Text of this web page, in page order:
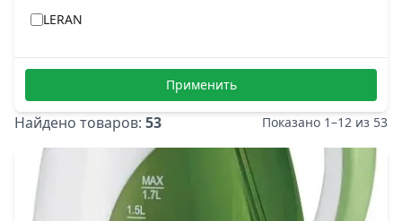
LERAN
OASIS
TEFAL
Применить
Найдено товаров: 53 Показано 1–12 из 53